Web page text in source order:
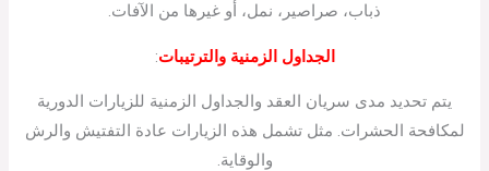
ذباب، صراصير، نمل، أو غيرها من الآفات.
الجداول الزمنية والترتيبات:
يتم تحديد مدى سريان العقد والجداول الزمنية للزيارات الدورية
لمكافحة الحشرات. مثل تشمل هذه الزيارات عادة التفتيش والرش
والوقاية.